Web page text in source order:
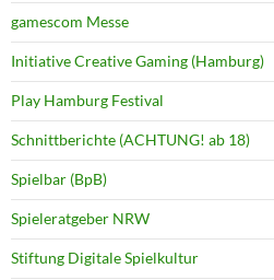
gamescom Messe
Initiative Creative Gaming (Hamburg)
Play Hamburg Festival
Schnittberichte (ACHTUNG! ab 18)
Spielbar (BpB)
Spieleratgeber NRW
Stiftung Digitale Spielkultur